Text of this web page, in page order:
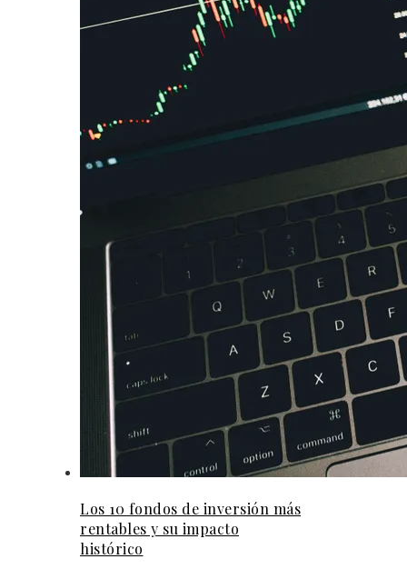
Los 10 fondos de inversión más
rentables y su impacto
histórico